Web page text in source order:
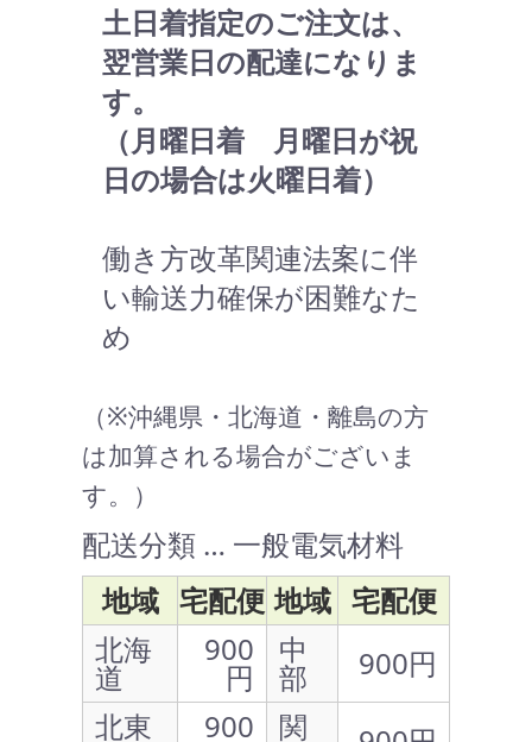
土日着指定のご注文は、
翌営業日の配達になりま
す。
（月曜日着 月曜日が祝
日の場合は火曜日着）
働き方改革関連法案に伴
い輸送力確保が困難なた
め
（※沖縄県・北海道・離島の方
は加算される場合がございま
す。）
配送分類 … 一般電気材料
地域 宅配便 地域 宅配便
北海
道
900
円
中
部
900円
北東
900 関